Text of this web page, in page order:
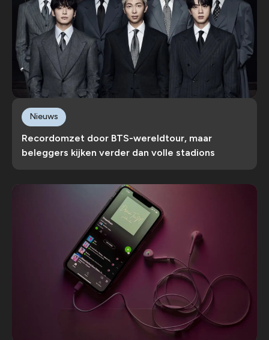
Recordomzet door BTS-wereldtour, maar
beleggers kijken verder dan volle stadions
Nieuws